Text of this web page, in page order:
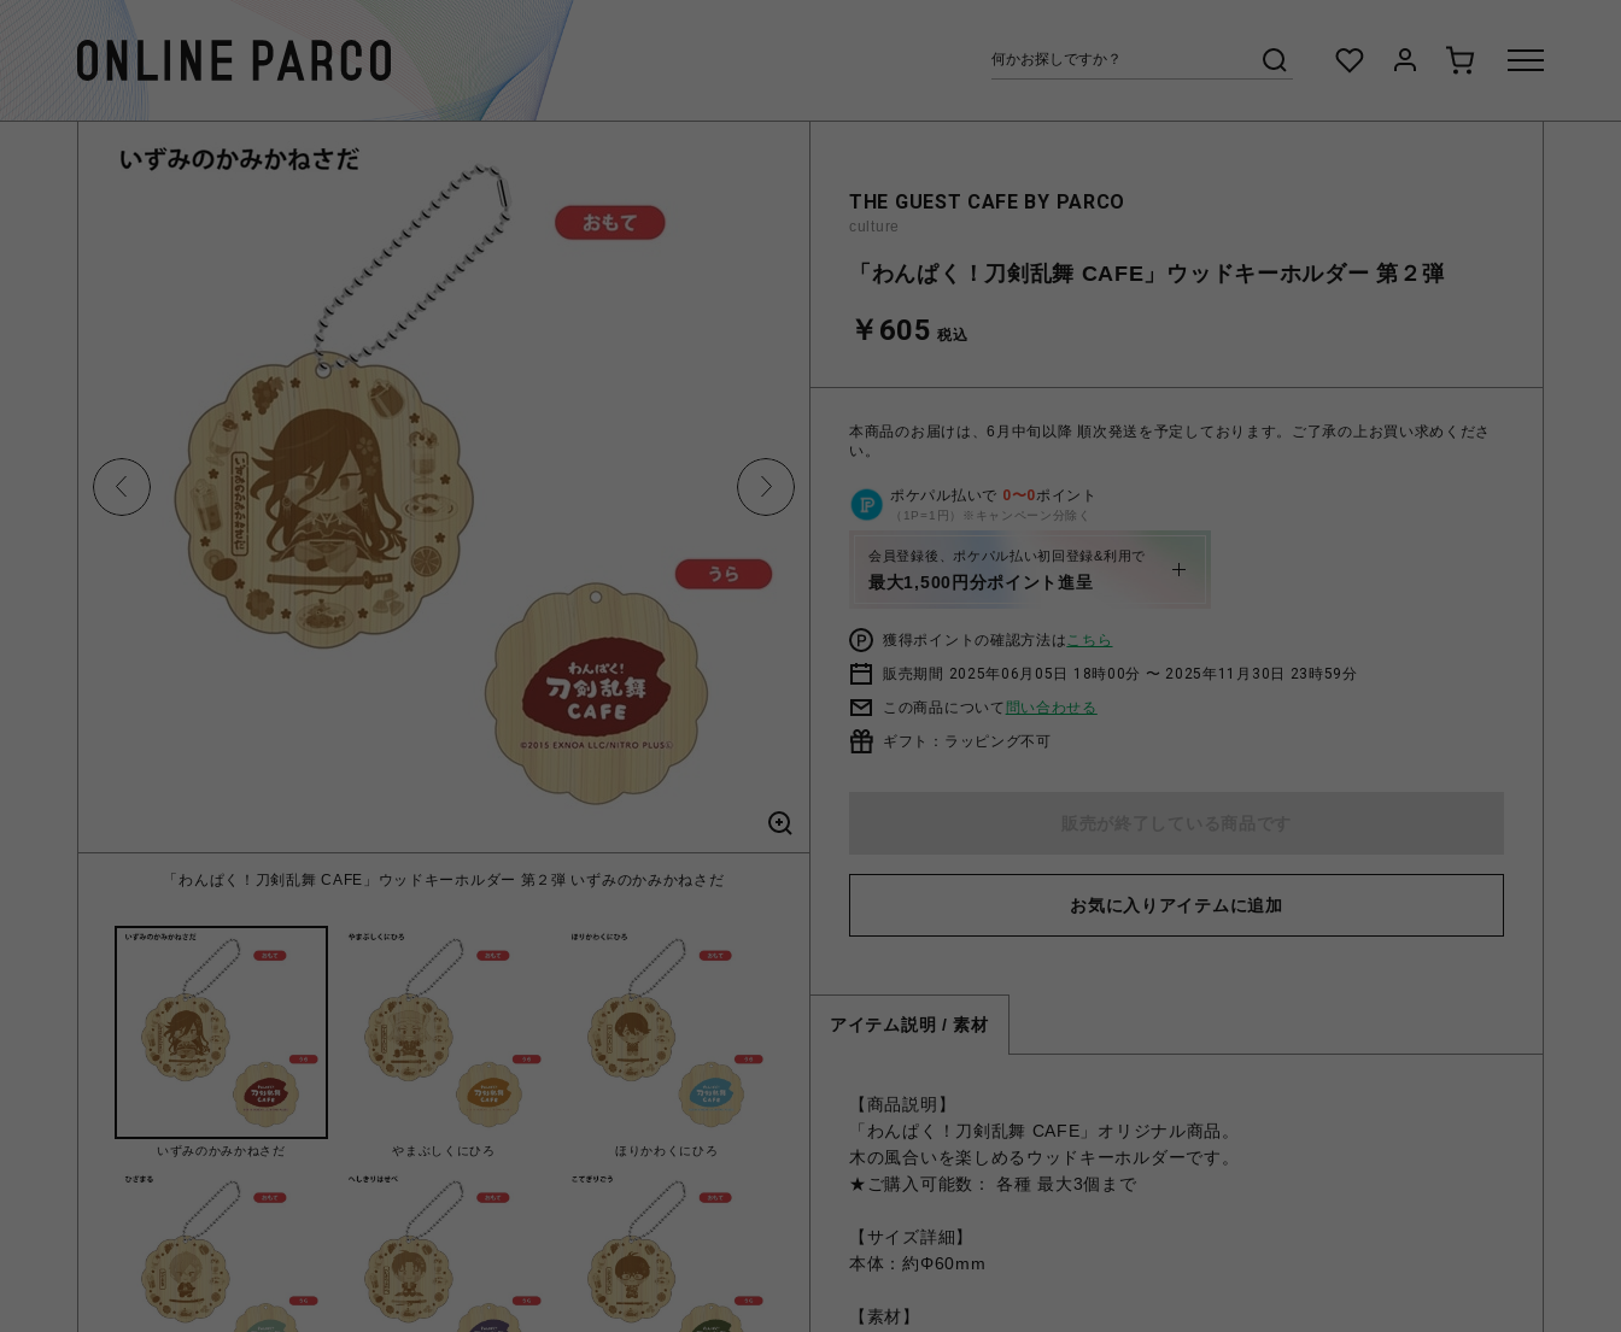
「わんぱく！刀剣乱舞 CAFE」ウッドキーホルダー 第２弾 いずみのかみかねさだ 「わんぱく！刀剣乱舞 CAFE」ウッドキーホルダー 第２弾 やまぶしくにひろ
いずみのかみかねさだ やまぶしくにひろ ほりかわくにひろ
THE GUEST CAFE BY PARCO
culture
「わんぱく！刀剣乱舞 CAFE」ウッドキーホルダー 第２弾
￥605 税込
本商品のお届けは、6月中旬以降 順次発送を予定しております。ご了承の上お買い求めくださ
い。
ポケパル払いで 0〜0ポイント
（1P=1円）※キャンペーン分除く
会員登録後、ポケパル払い初回登録&利用で
最大1,500円分ポイント進呈
獲得ポイントの確認方法はこちら
販売期間 2025年06月05日 18時00分 〜 2025年11月30日 23時59分
この商品について 問い合わせる
ギフト：ラッピング不可
お気に入りアイテムに追加
アイテム説明 / 素材
【商品説明】
「わんぱく！刀剣乱舞 CAFE」オリジナル商品。
木の風合いを楽しめるウッドキーホルダーです。
★ご購入可能数： 各種 最大3個まで
【サイズ詳細】
本体：約Φ60mm
【素材】